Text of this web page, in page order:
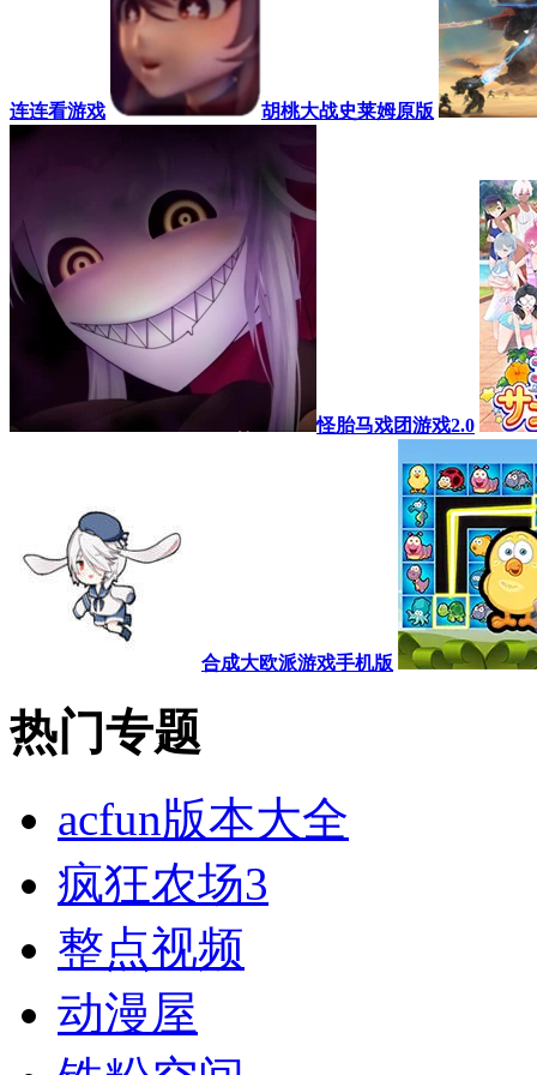
连连看游戏 胡桃大战史莱姆原版
怪胎马戏团游戏2.0
合成大欧派游戏手机版
热门专题
acfun版本大全
疯狂农场3
整点视频
动漫屋